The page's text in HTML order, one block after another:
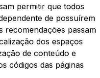
permitir que todos
de possuírem
recomendações passam
dos espaços
de conteúdo e
códigos das páginas